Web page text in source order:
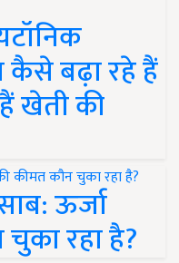
कैसे बढ़ा रहे हैं
खेती की
ऊर्जा
रहा है?